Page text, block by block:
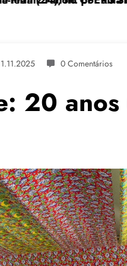
0 Comentários
20